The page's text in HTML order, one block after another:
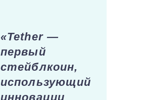
«Tether —
первый
стейблкоин,
использующий
инновации